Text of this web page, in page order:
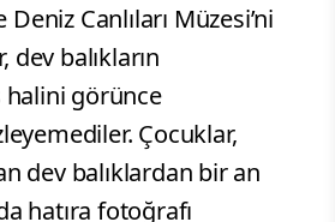
Canlıları Müzesi’ni
dev balıkların
halini görünce
Çocuklar,
dev balıklardan bir an
hatıra fotoğrafı